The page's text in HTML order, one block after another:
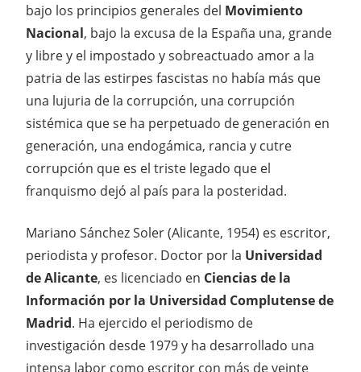
bajo los principios generales del Movimiento
Nacional, bajo la excusa de la España una, grande
y libre y el impostado y sobreactuado amor a la
patria de las estirpes fascistas no había más que
una lujuria de la corrupción, una corrupción
sistémica que se ha perpetuado de generación en
generación, una endogámica, rancia y cutre
corrupción que es el triste legado que el
franquismo dejó al país para la posteridad.
Mariano Sánchez Soler (Alicante, 1954) es escritor,
periodista y profesor. Doctor por la Universidad
de Alicante, es licenciado en Ciencias de la
Información por la Universidad Complutense de
Madrid. Ha ejercido el periodismo de
investigación desde 1979 y ha desarrollado una
intensa labor como escritor con más de veinte